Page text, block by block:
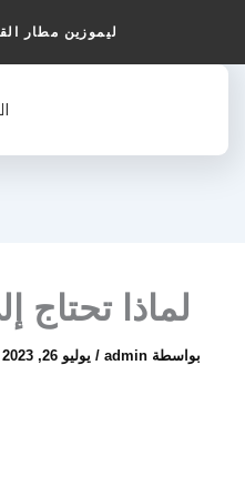
content
ليموزين مطار
لماذا تحتاج
بواسطة admin
/ يوليو 26, 2023